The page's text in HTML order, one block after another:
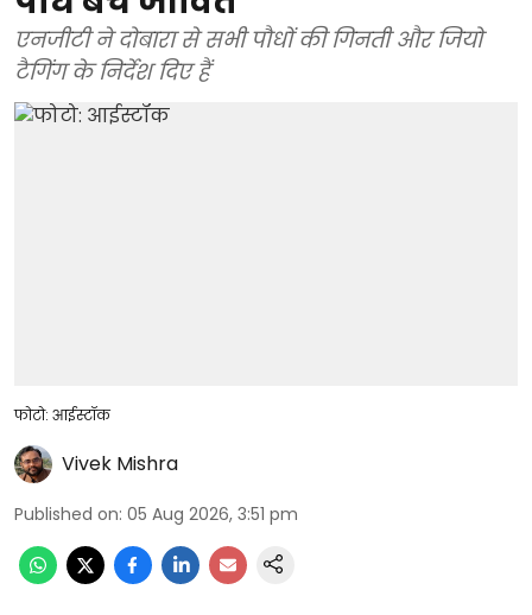
एनजीटी ने दोबारा से सभी पौधों की गिनती और जियो
टैगिंग के निर्देश दिए हैं
फोटो: आईस्टॉक
Vivek Mishra
Published on: 05 Aug 2026, 3:51 pm